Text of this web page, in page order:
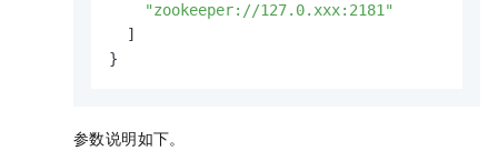
"zookeeper://127.0.xxx:2181"
]
}
参数说明如下。